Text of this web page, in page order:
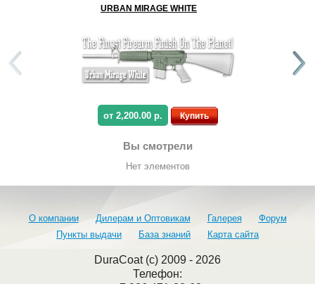
URBAN MIRAGE WHITE
от 2,200.00 р. Купить
Вы смотрели
Нет элементов
О компании Дилерам и Оптовикам Галерея
Форум
Пункты выдачи
База знаний Карта сайта
DuraCoat (c) 2009 - 2026
Телефон: